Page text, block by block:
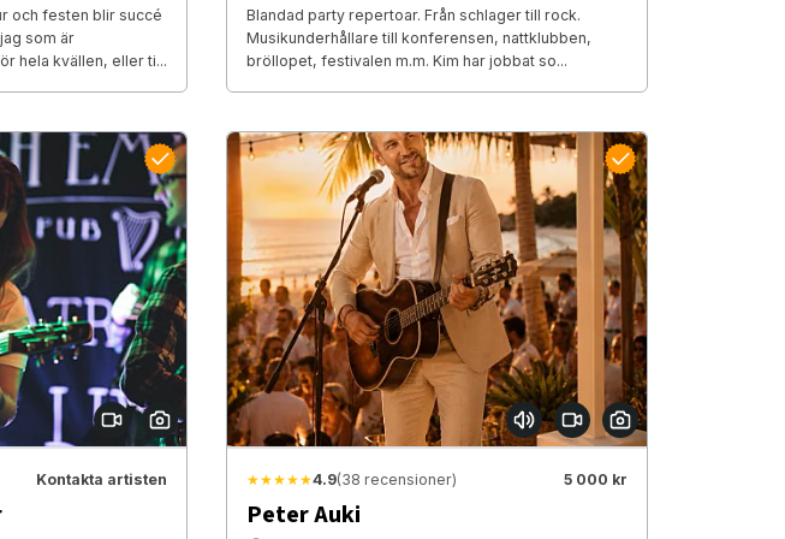
och festen blir succé
som är
hela kvällen, eller ti...
Blandad party repertoar. Från schlager till rock.
Musikunderhållare till konferensen, nattklubben,
bröllopet, festivalen m.m. Kim har jobbat so...
Kontakta artisten ★★★★★4.9(38 recensioner) 5 000 kr
Peter Auki